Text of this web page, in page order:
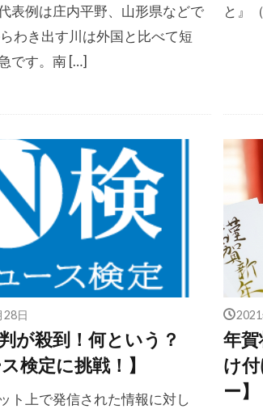
表例は庄内平野、山形県などで
わき出す川は外国と比べて短
です。南 […]
と』
28日
が殺到！何という？
検定に挑戦！】
ト上で発信された情報に対し
年
け
ー】